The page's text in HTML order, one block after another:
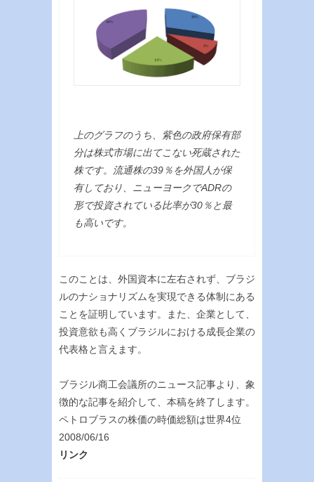
上のグラフのうち、紫色の政府保有部
分は株式市場に出てこない死蔵された
株です。流通株の39％を外国人が保
有しており、ニューヨークでADRの
形で投資されている比率が30％と最
も高いです。
このことは、外国資本に左右されず、ブラジ
ルのナショナリズムを実現できる体制にある
ことを証明しています。また、企業として、
投資意欲も高くブラジルにおける成長企業の
代表格と言えます。
ブラジル商工会議所のニュース記事より、象
徴的な記事を紹介して、本稿を終了します。
ペトロブラスの株価の時価総額は世界4位
2008/06/16
リンク